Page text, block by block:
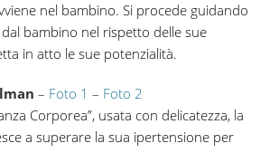
nel bambino. Si procede guidando
bambino nel rispetto delle sue
in atto le sue potenzialità.
– Foto 1 – Foto 2
Corporea”, usata con delicatezza, la
a superare la sua ipertensione per